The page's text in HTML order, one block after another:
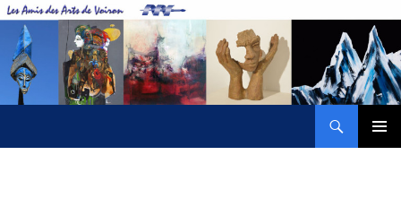
Aller
contenu